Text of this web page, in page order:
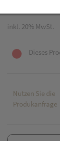
inkl. 20% MwSt.
Dieses
Nutzen Sie die
Produkanfrage